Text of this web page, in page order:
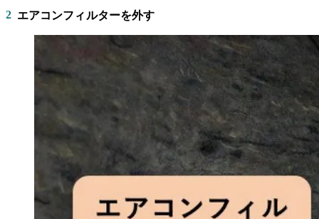
2 エアコンフィルターを外す